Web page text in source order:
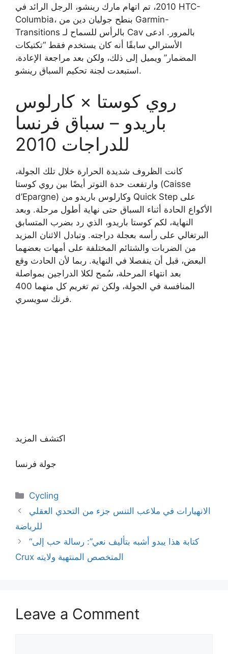
2010، تم اتهام مارك رينشو، الرجل الرائد في HTC-
Columbia، بنطح جوليان دين من Garmin-
Transitions بالرأس للسماح لـ Cav بالمرور. ادعى
الأسترالي سابقًا أنه كان يستخدم فقط “تكتيكات
المضمار” ويميل إلى ذلك، ولكن بعد مراجعة الإعادة،
استبعدت لجنة تحكيم السباق رينشو.
روي كوستا × كارلوس
باريدو – سباق فرنسا
للدراجات 2010
كانت الظروف شديدة الحرارة خلال تلك الجولة،
وارتفعت حدة التوتر أيضًا بين روي كوستا (Caisse
d’Epargne) وكارلوس باريدو من Quick Step على
الأكواع الحادة أثناء السباق حتى نهاية أطول مرحلة. وبعد
النهاية، لكم كوستا باريدو، الذي رد بضرب المتسابق
البرتغالي على رأسه بعجلة دراجته. وتبادل الاثنان المزيد
من الضربات والشتائم المختلفة على أمهات بعضهما
البعض، قبل أن ينفصلا في النهاية. ربما لأن الحادث وقع
بعد انتهاء المرحلة، سُمح لكلا الدراجين بمواصلة
المنافسة في الجولة، ولكن تم تغريم كل منهما 400
فرنك سويسري.
اكتشف المزيد
جولة فرنسا
Categories
Cycling
الانهيارات في ملاعب التنس جزء من التحدي العقلي
للرياضة
“كتابة هذا يبدو أشبه بتأليف نعي”: رسالة حب إلى
Crux المتخصص المنتهية ولايته
Leave a Comment